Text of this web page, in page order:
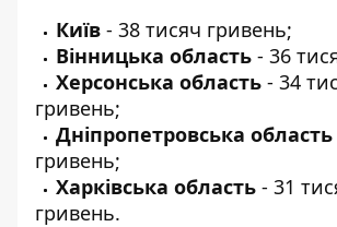
Київ - 38 тисяч гривень;
Вінницька область - 36
Херсонська область - 34
гривень;
Дніпропетровська область
гривень;
Харківська область - 31
гривень.